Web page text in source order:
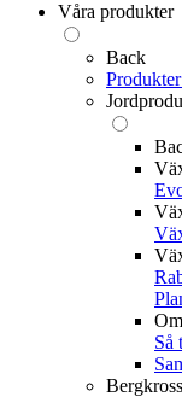
Våra produkter
Back
Så